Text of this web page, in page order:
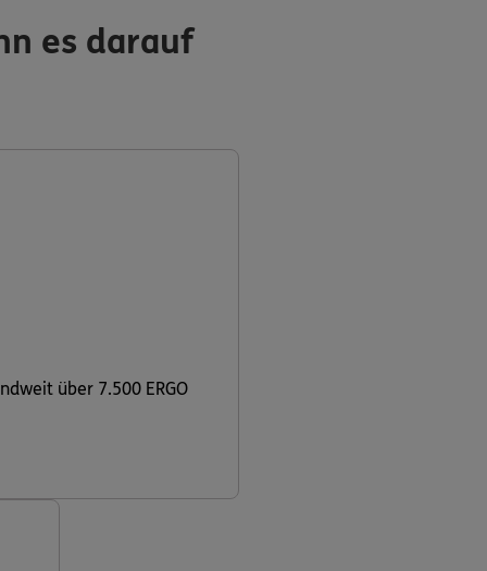
es darauf
über 7.500 ERGO